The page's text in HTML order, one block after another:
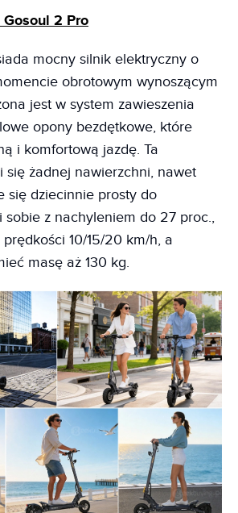
2 Pro
mocny silnik elektryczny o
obrotowym wynoszącym
jest w system zawieszenia
opony bezdętkowe, które
i komfortową jazdę. Ta
się żadnej nawierzchni, nawet
się dziecinnie prosty do
sobie z nachyleniem do 27 proc.,
10/15/20 km/h, a
masę aż 130 kg.